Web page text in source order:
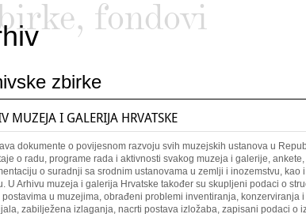
fondovi
zbirke
MUZEJA I GALERIJA HRVATSKE
dokumente o povijesnom razvoju svih muzejskih ustanova u
o radu, programe rada i aktivnosti svakog muzeja i galerije,
o suradnji sa srodnim ustanovama u zemlji i inozemstvu, kao
U Arhivu muzeja i galerija Hrvatske također su skupljeni podaci o
postavima u muzejima, obrađeni problemi inventiranja, konzerviranja
zabilježena izlaganja, nacrti postava izložaba, zapisani podaci o